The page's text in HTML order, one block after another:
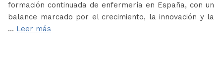
formación continuada de enfermería en España, con un
balance marcado por el crecimiento, la innovación y la
… Leer más